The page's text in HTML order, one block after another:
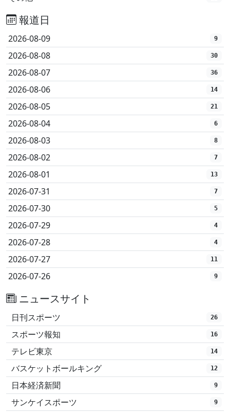
報道日
2026-08-09 9
2026-08-08 30
2026-08-07 36
2026-08-06 14
2026-08-05 21
2026-08-04 6
2026-08-03 8
2026-08-02 7
2026-08-01 13
2026-07-31 7
2026-07-30 5
2026-07-29 4
2026-07-28 4
2026-07-27 11
2026-07-26 9
ニュースサイト
日刊スポーツ 26
スポーツ報知 16
テレビ東京 14
バスケットボールキング 12
日本経済新聞 9
サンケイスポーツ 9